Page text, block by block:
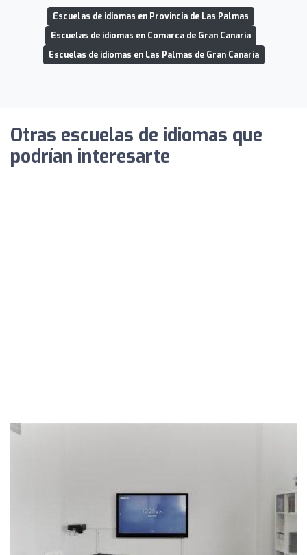
Escuelas de idiomas en Provincia de Las Palmas
Escuelas de idiomas en Comarca de Gran Canaria
Escuelas de idiomas en Las Palmas de Gran Canaria
Otras escuelas de idiomas que
podrían interesarte